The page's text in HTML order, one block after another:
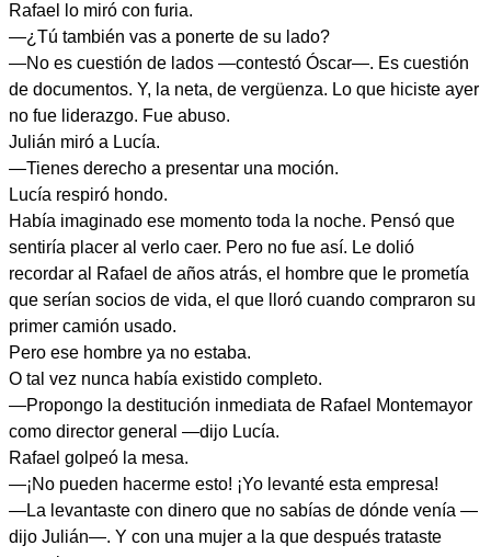
Rafael lo miró con furia.
—¿Tú también vas a ponerte de su lado?
—No es cuestión de lados —contestó Óscar—. Es cuestión
de documentos. Y, la neta, de vergüenza. Lo que hiciste ayer
no fue liderazgo. Fue abuso.
Julián miró a Lucía.
—Tienes derecho a presentar una moción.
Lucía respiró hondo.
Había imaginado ese momento toda la noche. Pensó que
sentiría placer al verlo caer. Pero no fue así. Le dolió
recordar al Rafael de años atrás, el hombre que le prometía
que serían socios de vida, el que lloró cuando compraron su
primer camión usado.
Pero ese hombre ya no estaba.
O tal vez nunca había existido completo.
—Propongo la destitución inmediata de Rafael Montemayor
como director general —dijo Lucía.
Rafael golpeó la mesa.
—¡No pueden hacerme esto! ¡Yo levanté esta empresa!
—La levantaste con dinero que no sabías de dónde venía —
dijo Julián—. Y con una mujer a la que después trataste